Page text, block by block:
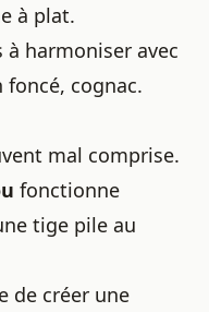
à plat.
à harmoniser avec
cognac.
mal comprise.
fonctionne
tige pile au
de créer une